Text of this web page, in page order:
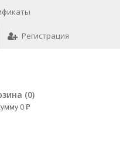
Регистрация
(0)
0 ₽